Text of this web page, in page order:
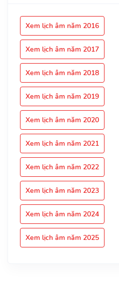
Xem lịch âm năm 2016
Xem lịch âm năm 2017
Xem lịch âm năm 2018
Xem lịch âm năm 2019
Xem lịch âm năm 2020
Xem lịch âm năm 2021
Xem lịch âm năm 2022
Xem lịch âm năm 2023
Xem lịch âm năm 2024
Xem lịch âm năm 2025